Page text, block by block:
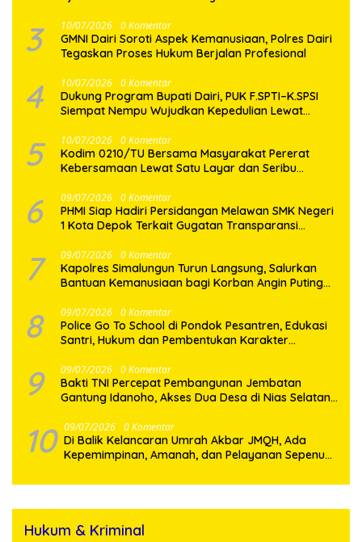
3 10/07/2026 0 Komentar
GMNI Dairi Soroti Aspek Kemanusiaan, Polres Dairi
Tegaskan Proses Hukum Berjalan Profesional
4 10/07/2026 0 Komentar
Dukung Program Bupati Dairi, PUK F.SPTI–K.SPSI
Siempat Nempu Wujudkan Kepedulian Lewat
5 10/07/2026 0 Komentar
Kodim 0210/TU Bersama Masyarakat Pererat
Kebersamaan Lewat Satu Layar dan Seribu
6 09/07/2026 0 Komentar
PHMI Siap Hadiri Persidangan Melawan SMK Negeri
1 Kota Depok Terkait Gugatan Transparansi
7 09/07/2026 0 Komentar
Kapolres Simalungun Turun Langsung, Salurkan
Bantuan Kemanusiaan bagi Korban Angin Puting
8 09/07/2026 0 Komentar
Police Go To School di Pondok Pesantren, Edukasi
Santri, Hukum dan Pembentukan Karakter
9 09/07/2026 0 Komentar
Bakti TNI Percepat Pembangunan Jembatan
Gantung Idanoho, Akses Dua Desa di Nias Selatan
10 09/07/2026 0 Komentar
Di Balik Kelancaran Umrah Akbar JMQH, Ada
Kepemimpinan, Amanah, dan Pelayanan Sepenuh
Hukum & Kriminal